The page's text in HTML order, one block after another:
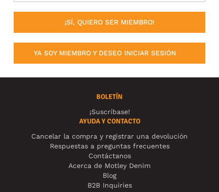
¡SÍ, QUIERO SER MIEMBRO!
YA SOY MIEMBRO Y DESEO INICIAR SESIÓN
BOLETÍN
¡Suscríbase!
AYUDA Y CONTACTO
Cancelar la compra y registrar una devolución
Respuestas a preguntas frecuentes
Contáctanos
Acerca de Motley Denim
Blog
B2B Inquiries